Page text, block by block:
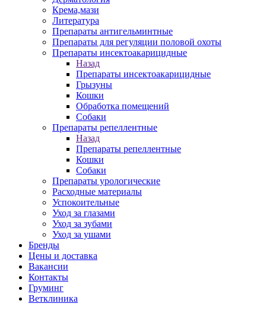
Крема,мази
Литература
Препараты антигельминтные
Препараты для регуляции половой охоты
Препараты инсектоакарицидные
Назад
Препараты инсектоакарицидные
Грызуны
Кошки
Обработка помещений
Собаки
Препараты репеллентные
Назад
Препараты репеллентные
Кошки
Собаки
Препараты урологические
Расходные материалы
Успокоительные
Уход за глазами
Уход за зубами
Уход за ушами
Бренды
Цены и доставка
Вакансии
Контакты
Груминг
Ветклиника